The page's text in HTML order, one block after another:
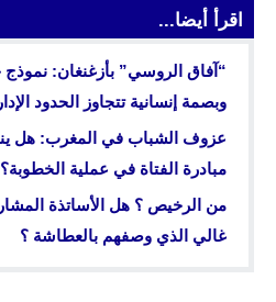
اقرأ أيضا...
“آفاق الروسي” بأزغنغان:
وبصمة إنسانية تتجاوز الحدود
عزوف الشباب في المغرب: هل
مبادرة الفتاة في عملية الخطوبة؟
من الرخيص ؟ هل الأساتذة
غالي الذي وصفهم بالعطاشة ؟